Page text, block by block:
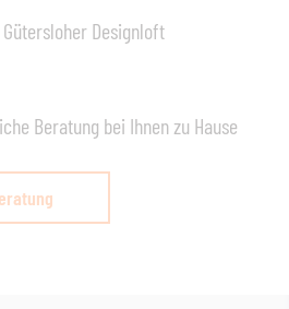
Designloft
Beratung bei Ihnen zu Hause